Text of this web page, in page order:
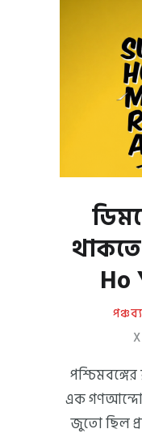
Ho
X
এক
জুতো ছিল